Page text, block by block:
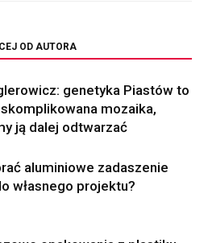
OD AUTORA
genetyka Piastów to
mozaika,
ją dalej odtwarzać
aluminiowe zadaszenie
własnego projektu?